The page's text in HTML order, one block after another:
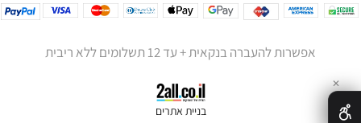
אפשרות להעברה בנקאית + עד 12 תשלומים ללא ריבית
בניית אתרים
✕